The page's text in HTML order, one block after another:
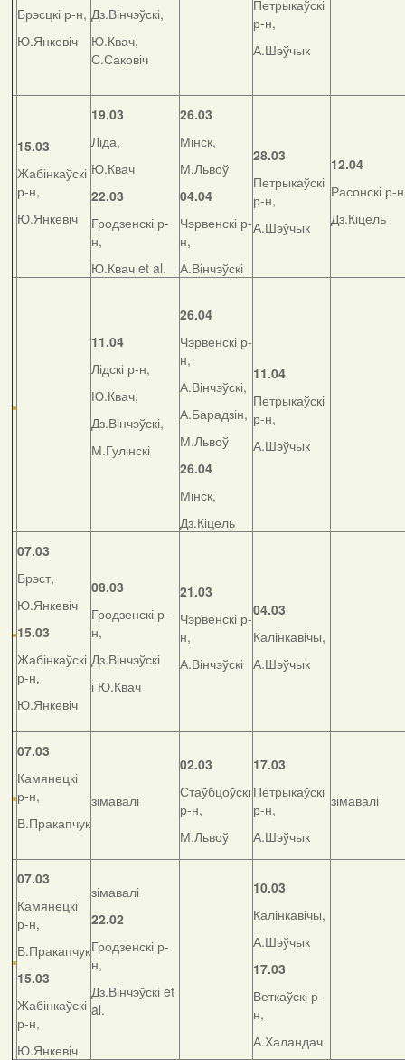
Брэсцкі р-н,
Ю.Янкевіч
Дз.Вінчэўскі,
Ю.Квач,
С.Саковіч
Петрыкаўскі
р-н,
А.Шэўчык
15.03
Жабінкаўскі
р-н,
Ю.Янкевіч
19.03
Ліда,
Ю.Квач
22.03
Гродзенскі р-
н,
Ю.Квач et al.
26.03
Мінск,
М.Львоў
04.04
Чэрвенскі р-
н,
А.Вінчэўскі
28.03
Петрыкаўскі
р-н,
А.Шэўчык
12.04
Расонскі р-
Дз.Кіцель
11.04
Лідскі р-н,
Ю.Квач,
Дз.Вінчэўскі,
М.Гулінскі
26.04
Чэрвенскі р-
н,
А.Вінчэўскі,
А.Барадзін,
М.Львоў
26.04
Мінск,
Дз.Кіцель
11.04
Петрыкаўскі
р-н,
А.Шэўчык
07.03
Брэст,
Ю.Янкевіч
15.03
Жабінкаўскі
р-н,
Ю.Янкевіч
08.03
Гродзенскі р-
н,
Дз.Вінчэўскі
і Ю.Квач
21.03
Чэрвенскі р-
н,
А.Вінчэўскі
04.03
Калінкавічы,
А.Шэўчык
07.03
Камянецкі
р-н,
В.Пракапчук
зімавалі
02.03
Стаўбцоўскі
р-н,
М.Львоў
17.03
Петрыкаўскі
р-н,
А.Шэўчык
зімавалі
07.03
Камянецкі
р-н,
В.Пракапчук
15.03
Жабінкаўскі
р-н,
Ю.Янкевіч
зімавалі
22.02
Гродзенскі р-
н,
Дз.Вінчэўскі et
al.
10.03
Калінкавічы,
А.Шэўчык
17.03
Веткаўскі р-
н,
А.Халандач